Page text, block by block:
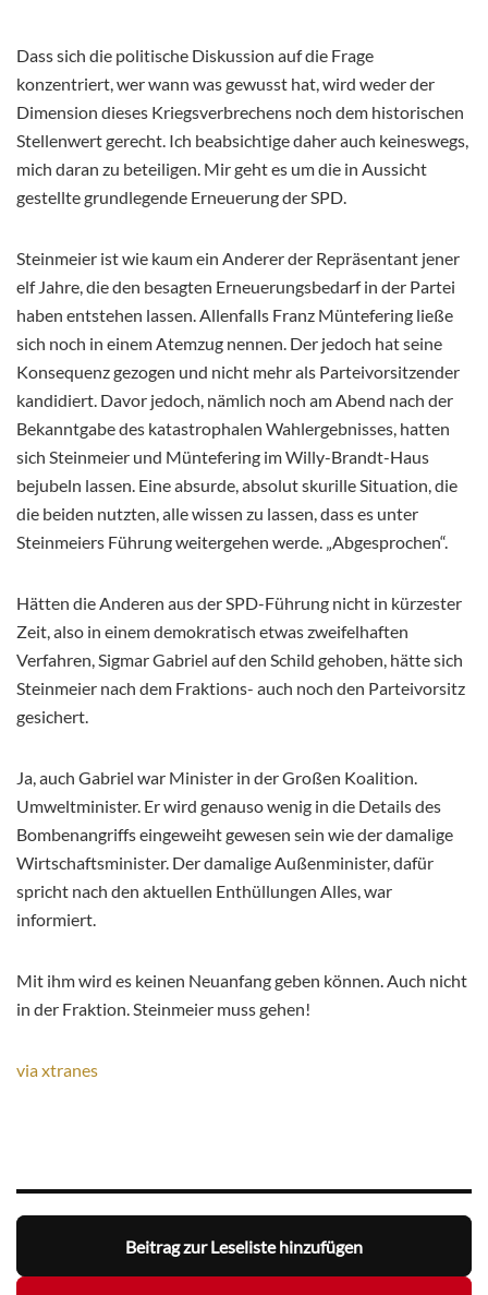
Dass sich die politische Diskussion auf die Frage
konzentriert, wer wann was gewusst hat, wird weder der
Dimension dieses Kriegsverbrechens noch dem historischen
Stellenwert gerecht. Ich beabsichtige daher auch keineswegs,
mich daran zu beteiligen. Mir geht es um die in Aussicht
gestellte grundlegende Erneuerung der SPD.
Steinmeier ist wie kaum ein Anderer der Repräsentant jener
elf Jahre, die den besagten Erneuerungsbedarf in der Partei
haben entstehen lassen. Allenfalls Franz Müntefering ließe
sich noch in einem Atemzug nennen. Der jedoch hat seine
Konsequenz gezogen und nicht mehr als Parteivorsitzender
kandidiert. Davor jedoch, nämlich noch am Abend nach der
Bekanntgabe des katastrophalen Wahlergebnisses, hatten
sich Steinmeier und Müntefering im Willy-Brandt-Haus
bejubeln lassen. Eine absurde, absolut skurille Situation, die
die beiden nutzten, alle wissen zu lassen, dass es unter
Steinmeiers Führung weitergehen werde. „Abgesprochen“.
Hätten die Anderen aus der SPD-Führung nicht in kürzester
Zeit, also in einem demokratisch etwas zweifelhaften
Verfahren, Sigmar Gabriel auf den Schild gehoben, hätte sich
Steinmeier nach dem Fraktions- auch noch den Parteivorsitz
gesichert.
Ja, auch Gabriel war Minister in der Großen Koalition.
Umweltminister. Er wird genauso wenig in die Details des
Bombenangriffs eingeweiht gewesen sein wie der damalige
Wirtschaftsminister. Der damalige Außenminister, dafür
spricht nach den aktuellen Enthüllungen Alles, war
informiert.
Mit ihm wird es keinen Neuanfang geben können. Auch nicht
in der Fraktion. Steinmeier muss gehen!
via xtranes
Beitrag zur Leseliste hinzufügen